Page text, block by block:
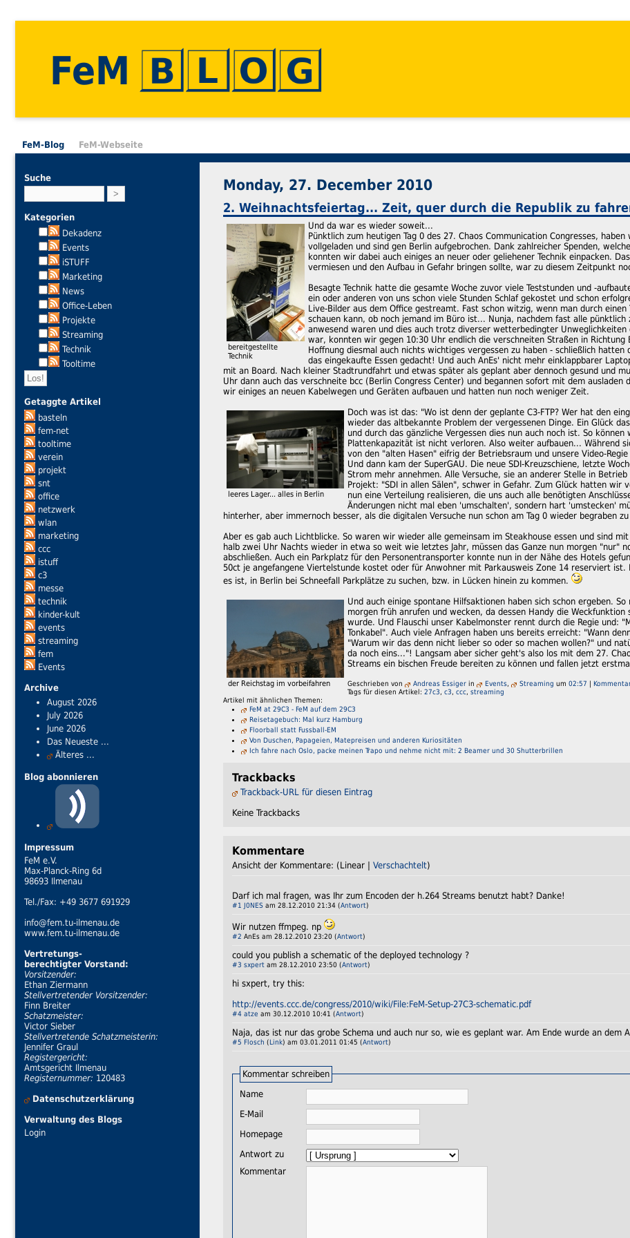
FeM
FeM-Blog FeM-Webseite
Suche
Kategorien
Dekadenz
Events
iSTUFF
Marketing
News
Office-Leben
Projekte
Streaming
Technik
Tooltime
Getaggte Artikel
basteln
fem-net
tooltime
verein
projekt
snt
office
netzwerk
wlan
marketing
ccc
istuff
c3
messe
technik
kinder-kult
events
streaming
fem
Events
Archive
August 2026
July 2026
June 2026
Das Neueste ...
Älteres ...
Blog abonnieren
Impressum
FeM e.V.
Max-Planck-Ring 6d
98693 Ilmenau
Tel./Fax: +49 3677 691929
info@fem.tu-ilmenau.de
www.fem.tu-ilmenau.de
Vertretungs-
berechtigter Vorstand:
Vorsitzender:
Ethan Ziermann
Stellvertretender Vorsitzender:
Finn Breiter
Schatzmeister:
Victor Sieber
Stellvertretende Schatzmeisterin:
Jennifer Graul
Registergericht:
Amtsgericht Ilmenau
Registernummer: 120483
Datenschutzerklärung
Verwaltung des Blogs
Login
Monday, 27. December 2010
2. Weihnachtsfeiertag... Zeit, quer durch die Republik zu
bereitgestellte
Technik
Und da war es wieder soweit...
Pünktlich zum heutigen Tag 0 des 27. Chaos Communication Congresses,
vollgeladen und sind gen Berlin aufgebrochen. Dank zahlreicher Spenden,
konnten wir dabei auch einiges an neuer oder geliehener Technik einpacken.
vermiesen und den Aufbau in Gefahr bringen sollte, war zu diesem Zeitpunkt
Besagte Technik hatte die gesamte Woche zuvor viele Teststunden und -
ein oder anderen von uns schon viele Stunden Schlaf gekostet und schon
Live-Bilder aus dem Office gestreamt. Fast schon witzig, wenn man durch einen
schauen kann, ob noch jemand im Büro ist... Nunja, nachdem fast alle pünktlich
anwesend waren und dies auch trotz diverser wetterbedingter
war, konnten wir gegen 10:30 Uhr endlich die verschneiten Straßen in Richtung
Hoffnung diesmal auch nichts wichtiges vergessen zu haben - schließlich
das eingekaufte Essen gedacht! Und auch AnEs' nicht mehr einklappbarer
mit an Board. Nach kleiner Stadtrundfahrt und etwas später als geplant aber dennoch gesund und
Uhr dann auch das verschneite bcc (Berlin Congress Center) und begannen sofort mit dem ausladen
wir einiges an neuen Kabelwegen und Geräten aufbauen und hatten nun noch weniger Zeit.
leeres Lager... alles in Berlin
Doch was ist das: "Wo ist denn der geplante C3-FTP? Wer hat den
wieder das altbekannte Problem der vergessenen Dinge. Ein Glück
und durch das gänzliche Vergessen dies nun auch noch ist. So
Plattenkapazität ist nicht verloren. Also weiter aufbauen... Während
von den "alten Hasen" eifrig der Betriebsraum und unsere Video-
Und dann kam der SuperGAU. Die neue SDI-Kreuzschiene, letzte
Strom mehr annehmen. Alle Versuche, sie an anderer Stelle in
Projekt: "SDI in allen Sälen", schwer in Gefahr. Zum Glück hatten
nun eine Verteilung realisieren, die uns auch alle benötigten
Änderungen nicht mal eben 'umschalten', sondern hart 'umstecken'
hinterher, aber immernoch besser, als die digitalen Versuche nun schon am Tag 0 wieder begraben
Aber es gab auch Lichtblicke. So waren wir wieder alle gemeinsam im Steakhouse essen und sind
halb zwei Uhr Nachts wieder in etwa so weit wie letztes Jahr, müssen das Ganze nun morgen "nur"
abschließen. Auch ein Parkplatz für den Personentransporter konnte nun in der Nähe des Hotels
50ct je angefangene Viertelstunde kostet oder für Anwohner mit Parkausweis Zone 14 reserviert
es ist, in Berlin bei Schneefall Parkplätze zu suchen, bzw. in Lücken hinein zu kommen.
der Reichstag im vorbeifahren
Und auch einige spontane Hilfsaktionen haben sich schon ergeben.
morgen früh anrufen und wecken, da dessen Handy die
wurde. Und Flauschi unser Kabelmonster rennt durch die Regie und:
Tonkabel". Auch viele Anfragen haben uns bereits erreicht: "Wann
"Warum wir das denn nicht lieber so oder so machen wollen?" und
da noch eins..."! Langsam aber sicher geht's also los mit dem 27.
Streams ein bischen Freude bereiten zu können und fallen jetzt
Geschrieben von Andreas Essiger in Events, Streaming um 02:57 |
Tags für diesen Artikel: 27c3, c3, ccc, streaming
Artikel mit ähnlichen Themen:
FeM at 29C3 - FeM auf dem 29C3
Reisetagebuch: Mal kurz Hamburg
Floorball statt Fussball-EM
Von Duschen, Papageien, Matepreisen und anderen Kuriositäten
Ich fahre nach Oslo, packe meinen Trapo und nehme nicht mit: 2 Beamer und 30 Shutterbrillen
Trackbacks
Trackback-URL für diesen Eintrag
Keine Trackbacks
Kommentare
Ansicht der Kommentare: (Linear | Verschachtelt)
Darf ich mal fragen, was Ihr zum Encoden der h.264 Streams benutzt habt? Danke!
#1 J0NES am 28.12.2010 21:34 (Antwort)
Wir nutzen ffmpeg. np
#2 AnEs am 28.12.2010 23:20 (Antwort)
could you publish a schematic of the deployed technology ?
#3 sxpert am 28.12.2010 23:50 (Antwort)
hi sxpert, try this:
http://events.ccc.de/congress/2010/wiki/File:FeM-Setup-27C3-schematic.pdf
#4 atze am 30.12.2010 10:41 (Antwort)
Naja, das ist nur das grobe Schema und auch nur so, wie es geplant war. Am Ende wurde an dem
#5 Flosch (Link) am 03.01.2011 01:45 (Antwort)
Kommentar schreiben
Name
E-Mail
Homepage
Antwort zu
Kommentar